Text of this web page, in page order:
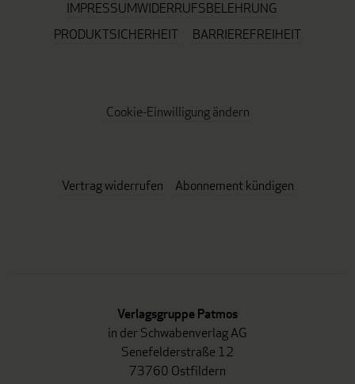
IMPRESSUMWIDERRUFSBELEHRUNG
PRODUKTSICHERHEIT
BARRIEREFREIHEIT
Cookie-Einwilligung ändern
Vertrag widerrufen Abonnement kündigen
Verlagsgruppe Patmos
in der Schwabenverlag AG
Senefelderstraße 12
73760 Ostfildern